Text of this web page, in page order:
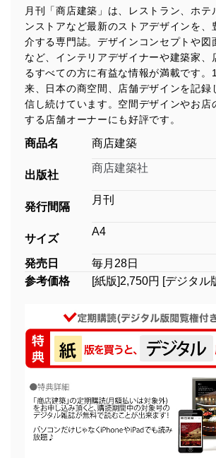
月刊「商店建築」は、レストラン、ホテ
ンストアなど最新のストアデザインを、
介する専門誌。デザインコンセプトや図
など、インテリアデザイナーや建築家、
るすべての方に有益な情報が満載です。
来、日本の商空間、店舗デザインを記録
信し続けています。空間デザインやお店
する店舗オーナーにも好評です。
商品名 商店建築
出版社
商店建築社
発行間隔
月刊
サイズ
A4
発売日
毎月28日
参考価格
[紙版]2,750円 [デジタル